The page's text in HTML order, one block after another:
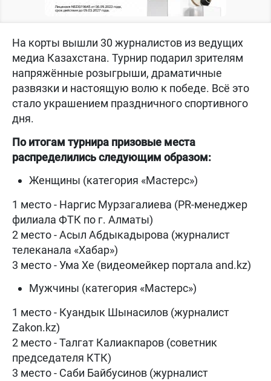
На корты вышли 30 журналистов из ведущих
медиа Казахстана. Турнир подарил зрителям
напряжённые розыгрыши, драматичные
развязки и настоящую волю к победе. Всё это
стало украшением праздничного спортивного
дня.
По итогам турнира призовые места
распределились следующим образом:
Женщины (категория «Мастерс»)
1 место - Наргис Мурзагалиева (PR-менеджер
филиала ФТК по г. Алматы)
2 место - Асыл Абдыкадырова (журналист
телеканала «Хабар»)
3 место - Ума Хе (видеомейкер портала and.kz)
Мужчины (категория «Мастерс»)
1 место - Куандык Шынасилов (журналист
Zakon.kz)
2 место - Талгат Калиакпаров (советник
председателя КТК)
3 место - Саби Байбусинов (журналист